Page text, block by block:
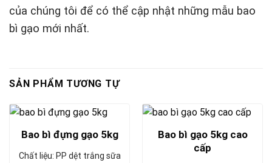
của chúng tôi để có thể cập nhật những mẫu bao
bì gạo mới nhất.
SẢN PHẨM TƯƠNG TỰ
Bao bì đựng gạo 5kg
Chất liệu: PP dệt trắng sữa
Bao bì gạo 5kg cao
cấp